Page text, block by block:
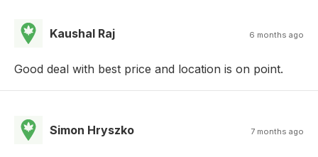
Kaushal Raj 6 months ago
Good deal with best price and location is on point.
Simon Hryszko 7 months ago